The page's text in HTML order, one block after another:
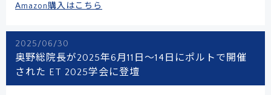
Amazon購入はこちら
2025/06/30
奥野総院長が2025年6月11日～14日にポルトで開催
された ET 2025学会に登壇